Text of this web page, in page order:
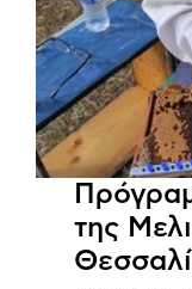
της